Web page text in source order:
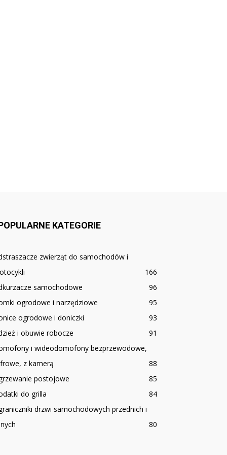
KATEGORIE
zwierząt do samochodów i
166
samochodowe
96
ogrodowe i narzędziowe
95
ogrodowe i doniczki
93
i obuwie robocze
91
i wideodomofony bezprzewodowe,
z kamerą
88
postojowe
85
do grilla
84
drzwi samochodowych przednich i
80